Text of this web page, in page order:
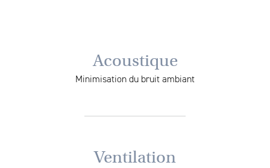
Acoustique
Minimisation du bruit ambiant
Ventilation